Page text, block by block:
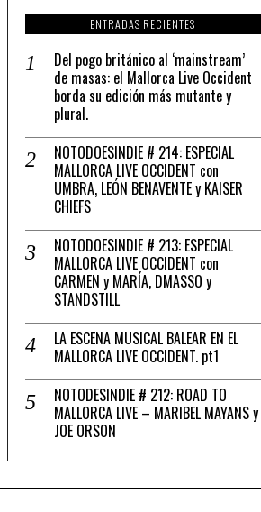
ENTRADAS RECIENTES
Del pogo británico al ‘mainstream’
de masas: el Mallorca Live Occident
borda su edición más mutante y
plural.
NOTODOESINDIE # 214: ESPECIAL
MALLORCA LIVE OCCIDENT con
UMBRA, LEÓN BENAVENTE y KAISER
CHIEFS
NOTODOESINDIE # 213: ESPECIAL
MALLORCA LIVE OCCIDENT con
CARMEN y MARÍA, DMASSO y
STANDSTILL
LA ESCENA MUSICAL BALEAR EN EL
MALLORCA LIVE OCCIDENT. pt1
NOTODESINDIE # 212: ROAD TO
MALLORCA LIVE – MARIBEL MAYANS y
JOE ORSON